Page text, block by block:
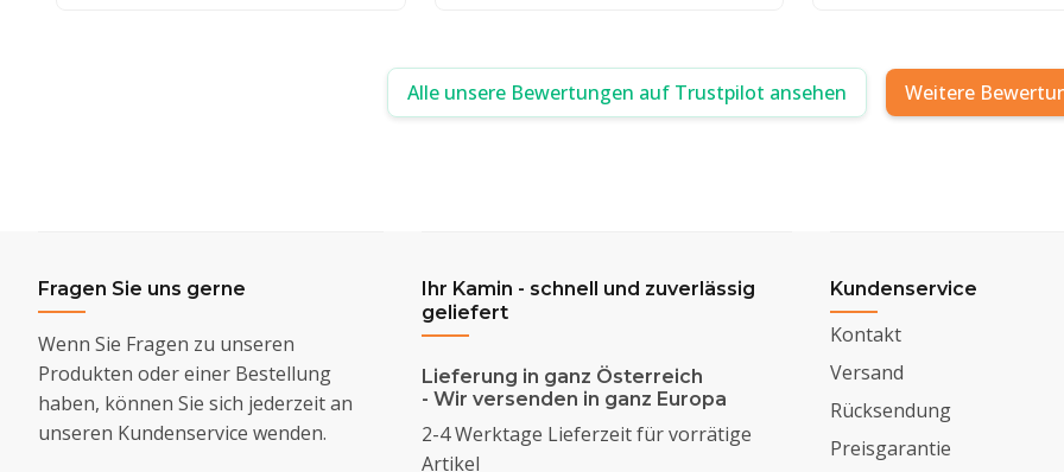
Alle unsere Bewertungen auf Trustpilot ansehen Weitere
Fragen Sie uns gerne
Wenn Sie Fragen zu unseren
Produkten oder einer Bestellung
haben, können Sie sich jederzeit an
unseren Kundenservice wenden.
Ihr Kamin - schnell und zuverlässig
geliefert
Lieferung in ganz Österreich
- Wir versenden in ganz Europa
2-4 Werktage Lieferzeit für vorrätige
Artikel
Kundenservice
Kontakt
Versand
Rücksendung
Preisgarantie